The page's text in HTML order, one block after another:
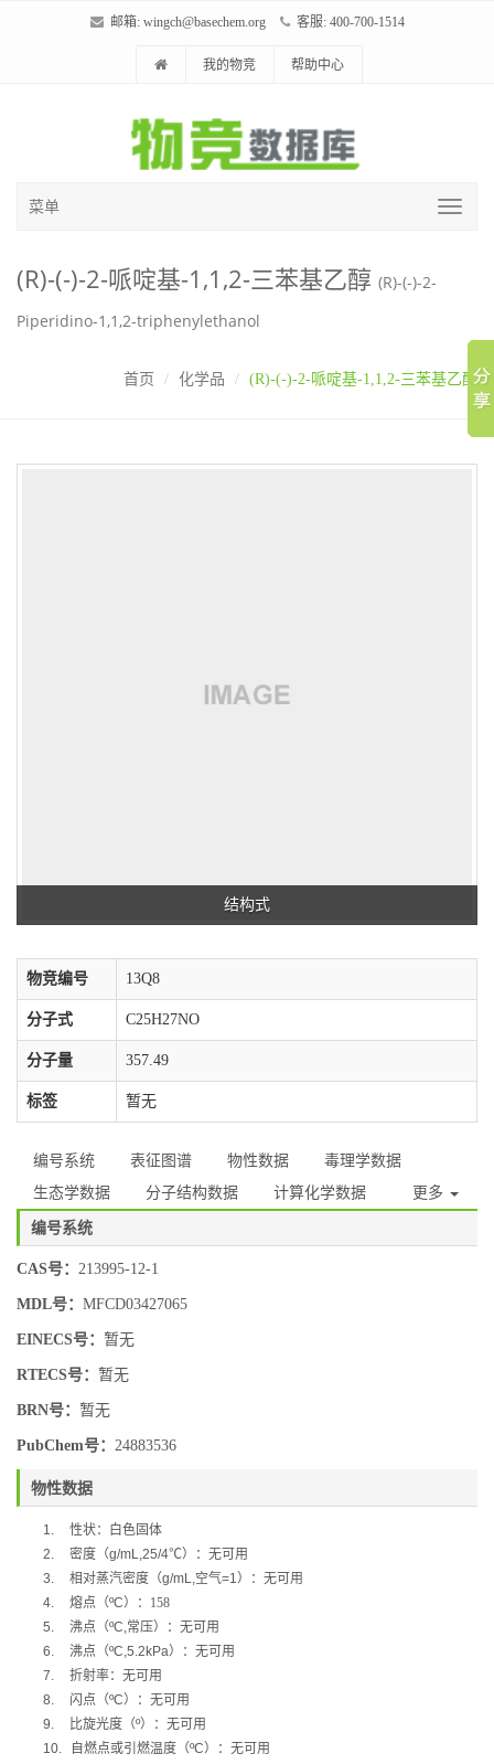
邮箱: wingch@basechem.org 客服: 400-700-1514
我的物竞 帮助中心
菜单
(R)-(-)-2-哌啶基-1,1,2-三苯基乙醇 (R)-(-)-2-
Piperidino-1,1,2-triphenylethanol
首页 化学品 (R)-(-)-2-哌啶基-1,1,2-三苯基乙醇
结构式
物竞编号 13Q8
分子式 C25H27NO
分子量 357.49
标签 暂无
编号系统 表征图谱 物性数据
毒理学数据
生态学数据
分子结构数据 计算化学数据 更多
编号系统
CAS号： 213995-12-1
MDL号： MFCD03427065
EINECS号： 暂无
RTECS号： 暂无
BRN号： 暂无
PubChem号： 24883536
物性数据
1.
性状：白色固体
2.
密度（g/mL,25/4℃）：无可用
3.
相对蒸汽密度（g/mL,空气=1）：无可用
4.
熔点（ºC）：158
5.
沸点（ºC,常压）：无可用
6.
沸点（ºC,5.2kPa）：无可用
7.
折射率：无可用
8.
闪点（ºC）：无可用
9.
比旋光度（º）：无可用
10.
自燃点或引燃温度（ºC）：无可用